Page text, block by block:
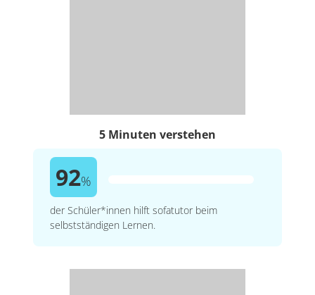
5 Minuten verstehen
92%
der Schüler*innen hilft sofatutor beim
selbstständigen Lernen.